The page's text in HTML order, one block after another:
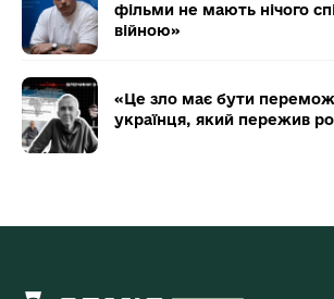
фільми не мають нічого
війною»
«Це зло має бути
українця, який пережив